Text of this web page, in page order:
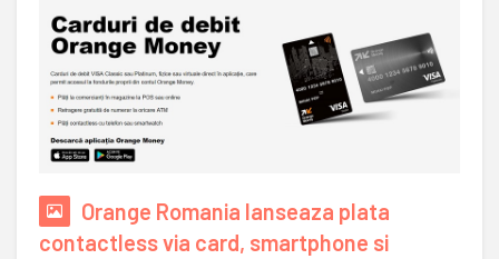
Orange Romania lanseaza plata
contactless via card, smartphone si